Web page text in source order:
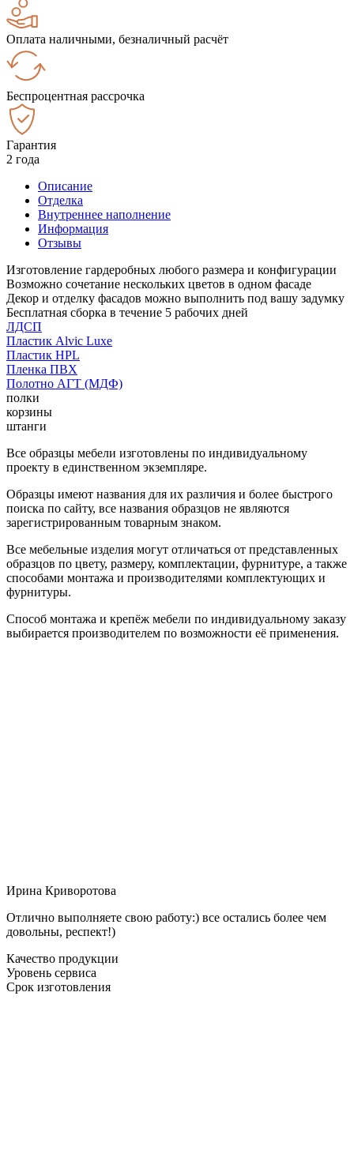
Оплата наличными, безналичный расчёт
Беспроцентная рассрочка
Гарантия
2 года
Описание
Отделка
Внутреннее наполнение
Информация
Отзывы
Изготовление гардеробных любого размера и конфигурации
Возможно сочетание нескольких цветов в одном фасаде
Декор и отделку фасадов можно выполнить под вашу задумку
Бесплатная сборка в течение 5 рабочих дней
ЛДСП
Пластик Alvic Luxe
Пластик HPL
Пленка ПВХ
Полотно АГТ (МДФ)
полки
корзины
штанги
Все образцы мебели изготовлены по индивидуальному
проекту в единственном экземпляре.
Образцы имеют названия для их различия и более быстрого
поиска по сайту, все названия образцов не являются
зарегистрированным товарным знаком.
Все мебельные изделия могут отличаться от представленных
образцов по цвету, размеру, комплектации, фурнитуре, а также
способами монтажа и производителями комплектующих и
фурнитуры.
Способ монтажа и крепёж мебели по индивидуальному заказу
выбирается производителем по возможности её применения.
Ирина Криворотова
Отлично выполняете свою работу:) все остались более чем
довольны, респект!)
Качество продукции
Уровень сервиса
Срок изготовления